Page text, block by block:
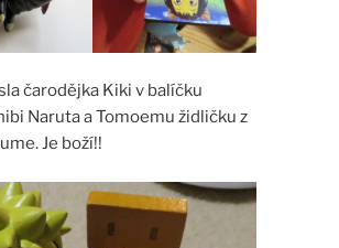
čarodějka Kiki v balíčku
Naruta a Tomoemu židličku z
Je boží!!